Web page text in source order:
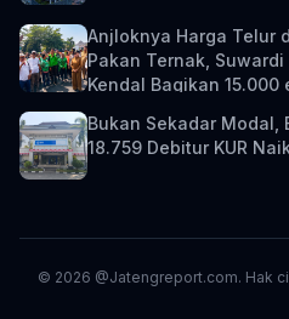
Anjloknya Harga Telur
Pakan Ternak,
Kendal Bagikan 15.000
Bukan Sekadar Modal,
18.759 Debitur KUR
© 2026 @Jatengreport.com. Hak